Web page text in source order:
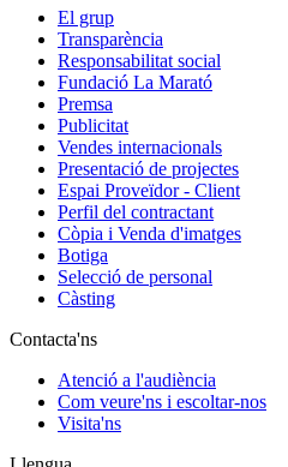
El grup
Transparència
Responsabilitat social
Fundació La Marató
Premsa
Publicitat
Vendes internacionals
Presentació de projectes
Espai Proveïdor - Client
Perfil del contractant
Còpia i Venda d'imatges
Botiga
Selecció de personal
Càsting
Contacta'ns
Atenció a l'audiència
Com veure'ns i escoltar-nos
Visita'ns